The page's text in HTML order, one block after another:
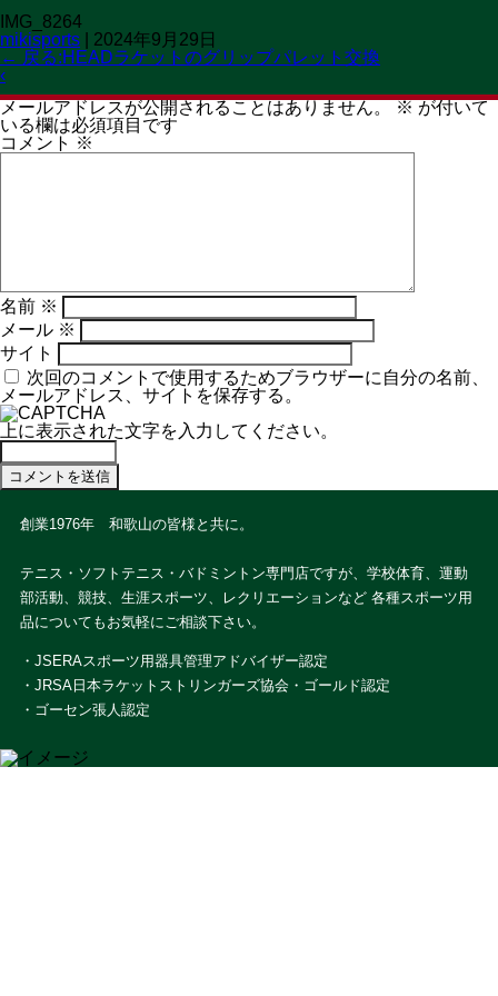
CLOSED 火曜日
IMG_8264
mikisports
2024年9月29日
← 戻る:HEADラケットのグリップパレット交換
‹
コメントを残す
メールアドレスが公開されることはありません。
※ が付いて
いる欄は必須項目です
コメント ※
名前 ※
メール ※
サイト
次回のコメントで使用するためブラウザーに自分の名前、
メールアドレス、サイトを保存する。
上に表示された文字を入力してください。
創業1976年 和歌山の皆様と共に。
テニス・ソフトテニス・バドミントン専門店ですが、学校体育、運動
部活動、競技、生涯スポーツ、レクリエーションなど 各種スポーツ用
品についてもお気軽にご相談下さい。
・JSERAスポーツ用器具管理アドバイザー認定
・JRSA日本ラケットストリンガーズ協会・ゴールド認定
・ゴーセン張人認定